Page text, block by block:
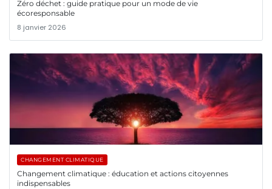
Zéro déchet : guide pratique pour un mode de vie
écoresponsable
8 janvier 2026
CHANGEMENT CLIMATIQUE
Changement climatique : éducation et actions citoyennes
indispensables